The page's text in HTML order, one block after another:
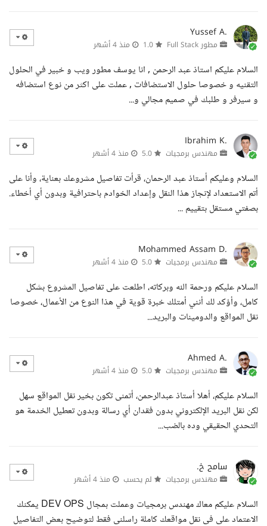
Yussef A.
مطور Full Stack منذ 4 أشهر
السلام عليكم استاذ عبد الرحمن , انا يوسف مطور ويب و خبير في الحلول
التقنيه و خصوصا حلول الاستضافات , عملت على اكثر من نوع استضافه
و سيرفر و طلبك في صميم مجالي و...
Ibrahim K.
مهندس برمجيات منذ 4 أشهر
السلام وعليكم أستاذ عبد الرحمان، قرأت تفاصيل مشروعك بعناية، وأنا على
أتم الاستعداد لإنجاز هذا النقل وإعداد الخوادم باحترافية وبدون أي أخطاء.
بصفتي مستقل بتقييم ...
Mohammed Assam D.
مهندس برمجيات منذ 4 أشهر
السلام عليكم ورحمة الله وبركاته، اطلعت على تفاصيل المشروع بشكل
كامل، وأؤكد لك أنني أمتلك خبرة قوية في هذا النوع من الأعمال، خصوصا
نقل المواقع والدومينات والبريد...
Ahmed A.
مهندس برمجيات منذ 4 أشهر
السلام عليكم، أهلا أستاذ عبدالرحمن، أتمنى تكون بخير نقل المواقع سهل
لكن نقل البريد الإلكتروني بدون فقدان أي رسالة وبدون تعطيل الخدمة هو
التحدي الحقيقي وده بالضب...
سامح خ.
مهندس برمجيات لم يحسب منذ 4 أشهر
السلام عليكم معاك مهندس برمجيات وعملت بمجال DEV OPS يمكنك
الاعتماد على فى نقل مواقعك كاملة راسلنى فقط لتوضيح بعض التفاصيل